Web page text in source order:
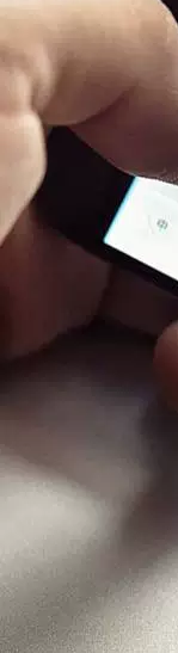
服饰推“良
天猫“良品